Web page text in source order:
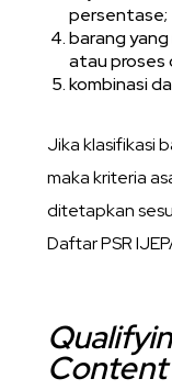
persentase;
barang
atau
kombinasi
Jika klasifikasi
maka kriteria
ditetapkan
Daftar PSR
Content